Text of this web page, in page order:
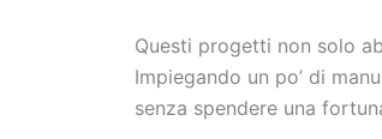
Questi progetti non solo
Impiegando un po’ di
senza spendere una